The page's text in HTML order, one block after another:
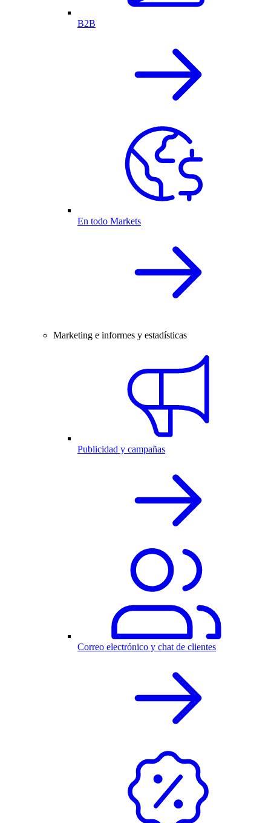
B2B
En todo Markets
Marketing e informes y estadísticas
Publicidad y campañas
Correo electrónico y chat de clientes